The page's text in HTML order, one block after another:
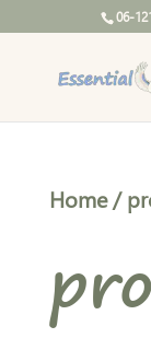
06-
Home/